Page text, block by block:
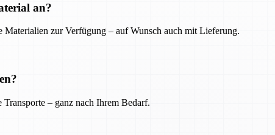
an?
zur Verfügung – auf Wunsch auch mit Lieferung.
– ganz nach Ihrem Bedarf.